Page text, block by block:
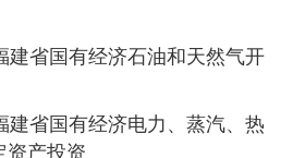
省国有经济石油和天然气开
省国有经济电力、蒸汽、热
资产投资